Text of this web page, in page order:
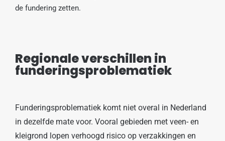
de fundering zetten.
Regionale verschillen in
funderingsproblematiek
Funderingsproblematiek komt niet overal in Nederland
in dezelfde mate voor. Vooral gebieden met veen- en
kleigrond lopen verhoogd risico op verzakkingen en